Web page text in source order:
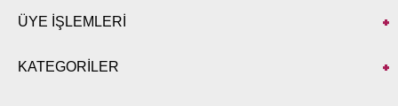
ÜYE İŞLEMLERİ
KATEGORİLER